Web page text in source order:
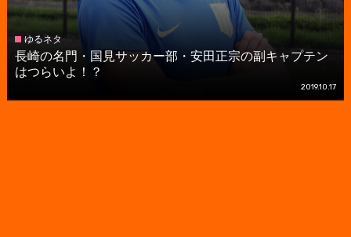
ゆるネタ
長崎の名門・国見サッカー部・安田正宗の副キャプテン
はつらいよ！？
2019.10.17